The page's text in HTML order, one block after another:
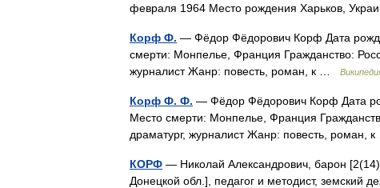
февраля 1964 Место рождения Харьков,
Корф Ф. — Фёдор Фёдорович Корф Дата
смерти: Монпелье, Франция Гражданство:
журналист Жанр: повесть, роман, к …
Корф Ф. Ф. — Фёдор Фёдорович Корф Дата
Место смерти: Монпелье, Франция
драматург, журналист Жанр: повесть, роман,
КОРФ — Николай Александрович, барон
Донецкой обл.], педагог и методист, земский